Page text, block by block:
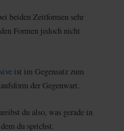
beiden Zeitformen sehr
Formen jedoch nicht
ist im Gegensatz zum
der Gegenwart.
du also, was gerade in
du sprichst.